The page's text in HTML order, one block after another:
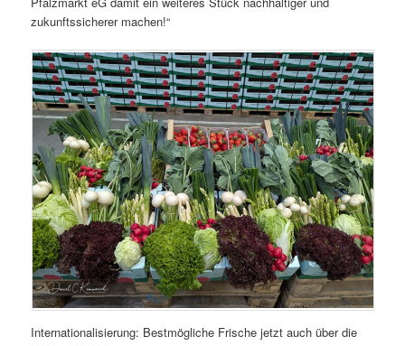
zukunftssicherer machen!“
Internationalisierung: Bestmögliche Frische jetzt auch über die